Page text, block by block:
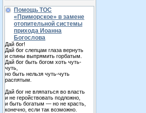
Помощь ТОС
«Приморское» в замене
отопительной системы
прихода Иоанна
Богослова
Дай бог!
Дай бог слепцам глаза вернуть
и спины выпрямить горбатым.
Дай бог быть богом хоть чуть-
чуть,
но быть нельзя чуть-чуть
распятым.
Дай бог не вляпаться во власть
и не геройствовать подложно,
и быть богатым — но не красть,
конечно, если так возможно.